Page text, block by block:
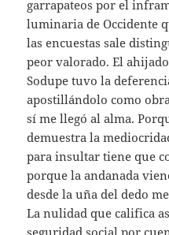
garrapateos por el
luminaria de Occidente
las encuestas sale
peor valorado. El
Sodupe tuvo la
apostillándolo como
sí me llegó al alma.
demuestra la
para insultar tiene que
porque la andanada
desde la uña del dedo
La nulidad que califica